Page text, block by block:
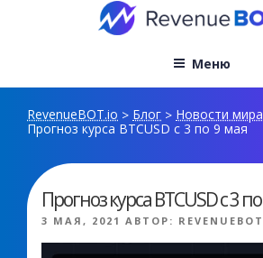
Меню
RevenueBOT.io > Блог > Новости
Прогноз курса BTCUSD с 3 по 9 мая
Прогноз курса BTCUSD с 3
ОПУБЛИКОВАНО
3 МАЯ, 2021 АВТОР: REVENUEBOT